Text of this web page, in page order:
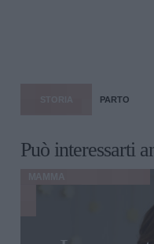
PARTO
Può interessarti